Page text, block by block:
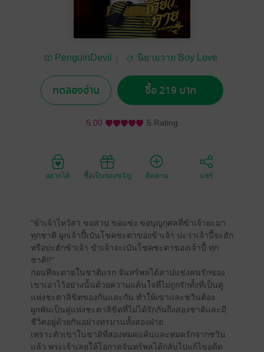
PenguinDevil
นิยายวาย Boy Love
ทดลองอ่าน ซื้อ 219 บาท
5.00 5 Rating
อยากได้ ซื้อเป็นของขวัญ ติดตาม แชร์
"ข้าเจ้าไหว้สา ขอสาป ขอแช่ง ขอบุญกุศลที่ข้าเจ้ายะมา
ทุกชาติ ผูกเจ้าปี้เป๋นโชคชะตาของข้าเจ้า บ่ะว่าเจ้าปี้จะฮัก
หรือบ่ะฮักข้าเจ้า ข้าเจ้าจะเป๋นโชคชะตาของเจ้าปี้ ทุก
ชาติ!!"
ก่อนที่จะตายในชาติแรก จันทร์พลได้สาปแช่งคนรักของ
เขาเอาไว้อย่างนั้นด้วยความแค้นใจที่ไม่ถูกรักทั้งที่เป็นคู่
แห่งชะตาลิขิตของกันและกัน ทำให้เขาและชวินต้อง
ผูกพันเป็นคู่แห่งชะตาลิขิตที่ไม่ได้รักกันถึงสองชาติและมี
ชีวิตอยู่ด้วยกันอย่างทรมานทั้งสองฝ่าย
เพราะตัวเขาในชาติที่สองหมดแค้นและหมดรักจากชวิน
แล้ว พระเจ้าเลยให้โอกาสจันทร์พลได้กลับไปแก้ไขอดีต